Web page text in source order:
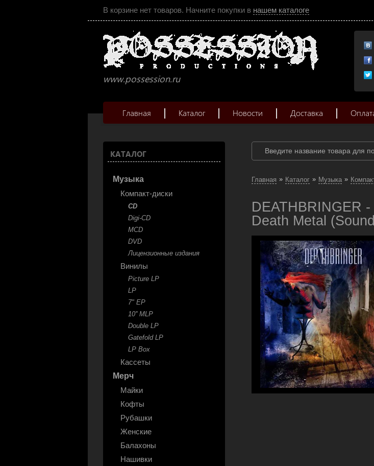
В корзине нет товаров. Начните покупки в нашем каталоге
www.possession.ru
Главная Каталог Новости Доставка
КАТАЛОГ
Музыка
Компакт-диски
CD
Digi-CD
MCD
DVD
Лицензионные издания
Винилы
Picture LP
LP
7" EP
10'' MLP
Double LP
Gatefold LP
LP Box
Кассеты
Мерч
Майки
Кофты
Рубашки
Женские
Балахоны
Нашивки
Главная » Каталог » Музыка »
DEATHBRINGER
Death Metal